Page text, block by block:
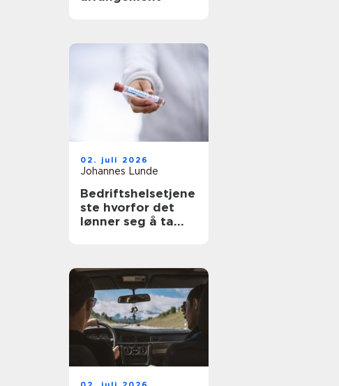
02. juli 2026
Johannes Lunde
Bedriftshelsetjene
ste hvorfor det
lønner seg å ta